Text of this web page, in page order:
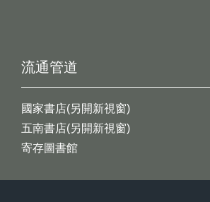
流通管道
國家書店(另開新視窗)
五南書店(另開新視窗)
寄存圖書館